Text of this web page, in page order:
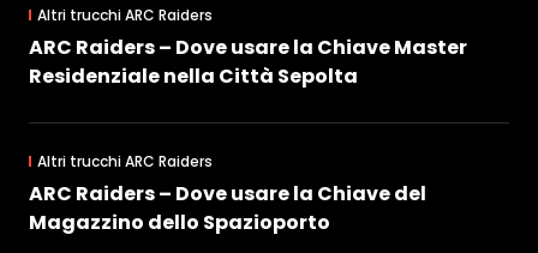
Altri trucchi ARC Raiders
ARC Raiders – Dove usare la Chiave Master
Residenziale nella Città Sepolta
Altri trucchi ARC Raiders
ARC Raiders – Dove usare la Chiave del
Magazzino dello Spazioporto